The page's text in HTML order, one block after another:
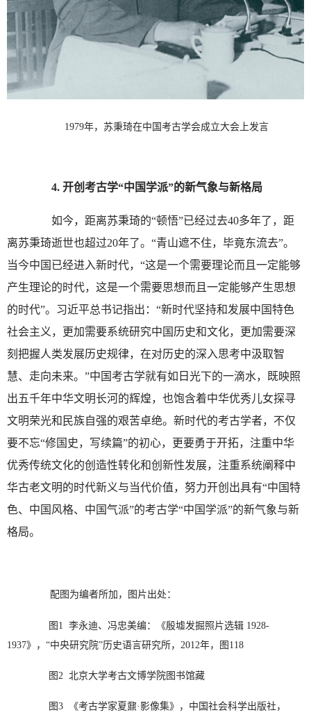
1979年，苏秉琦在中国考古学会成立大会上发言
4. 开创考古学“中国学派”的新气象与新格局
如今，距离苏秉琦的“顿悟”已经过去40多年了，距
离苏秉琦逝世也超过20年了。“青山遮不住，毕竟东流去”。
当今中国已经进入新时代，“这是一个需要理论而且一定能够
产生理论的时代，这是一个需要思想而且一定能够产生思想
的时代”。习近平总书记指出：“新时代坚持和发展中国特色
社会主义，更加需要系统研究中国历史和文化，更加需要深
刻把握人类发展历史规律，在对历史的深入思考中汲取智
慧、走向未来。”中国考古学就有如日光下的一滴水，既映照
出五千年中华文明长河的辉煌，也饱含着中华优秀儿女探寻
文明荣光和民族自强的艰苦卓绝。新时代的考古学者，不仅
要不忘“修国史，写续篇”的初心，更要勇于开拓，注重中华
优秀传统文化的创造性转化和创新性发展，注重系统阐释中
华古老文明的时代新义与当代价值，努力开创出具有“中国特
色、中国风格、中国气派”的考古学“中国学派”的新气象与新
格局。
配图为编者所加，图片出处：
图1 李永迪、冯忠美编：《殷墟发掘照片选辑 1928-
1937》，“中央研究院”历史语言研究所，2012年，图118
图2 北京大学考古文博学院图书馆藏
图3 《考古学家夏鼐·影像集》，中国社会科学出版社，